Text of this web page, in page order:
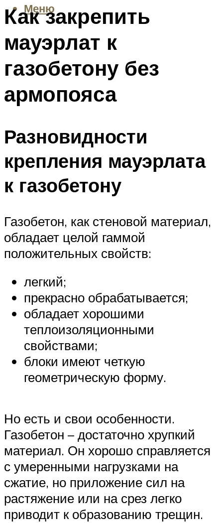
Меню
Как закрепить
мауэрлат к
газобетону без
армопояса
Разновидности
крепления мауэрлата
к газобетону
Газобетон, как стеновой материал,
обладает целой гаммой
положительных свойств:
легкий;
прекрасно обрабатывается;
обладает хорошими
теплоизоляционными
свойствами;
блоки имеют четкую
геометрическую форму.
Но есть и свои особенности.
Газобетон – достаточно хрупкий
материал. Он хорошо справляется
с умеренными нагрузками на
сжатие, но приложение сил на
растяжение или на срез легко
приводит к образованию трещин.